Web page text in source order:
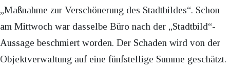
„Maßnahme zur Verschönerung des Stadtbildes“. Schon
am Mittwoch war dasselbe Büro nach der „Stadtbild“-
Aussage beschmiert worden. Der Schaden wird von der
Objektverwaltung auf eine fünfstellige Summe geschätzt.